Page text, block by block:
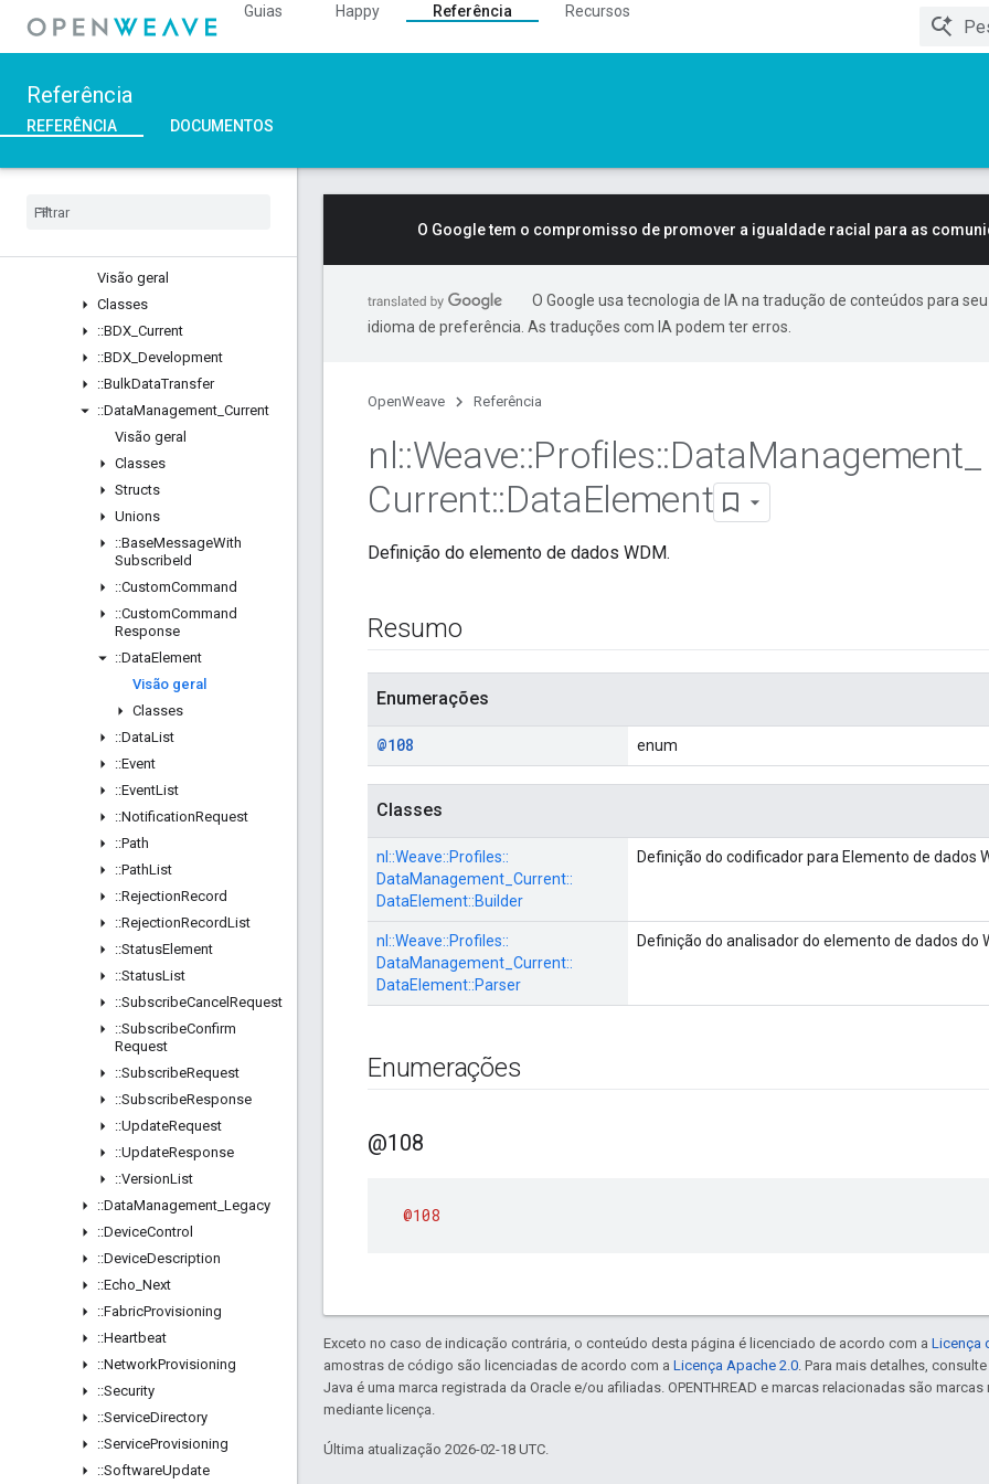
Guias Happy Referência
Recursos
Referência
REFERÊNCIA DOCUMENTOS
Visão geral
Structs
Unions
::Crypto
Visão geral
Classes
::BDX Current
::BDX Development
::BulkDataTransfer
::DataManagement Current
Visão geral
Classes
Structs
Unions
::BaseMessageWith
SubscribeId
::CustomCommand
::CustomCommand
Response
::DataElement
Visão geral
Classes
::DataList
::Event
::EventList
::NotificationRequest
::Path
::PathList
::RejectionRecord
::RejectionRecordList
::StatusElement
::StatusList
::SubscribeCancel Request
::SubscribeConfirm
Request
::SubscribeRequest
::SubscribeResponse
::UpdateRequest
::UpdateResponse
::VersionList
::DataManagement Legacy
::DeviceControl
::DeviceDescription
::Echo Next
::FabricProvisioning
::Heartbeat
::NetworkProvisioning
::Security
::ServiceDirectory
::ServiceProvisioning
::SoftwareUpdate
O Google tem o compromisso de promover a igualdade racial para as
O Google usa tecnologia de IA na tradução de conteúdos para seu
idioma de preferência. As traduções com IA podem ter erros.
OpenWeave Referência
nl::Weave::Profiles::DataManagement
Current::DataElement
Definição do elemento de dados WDM.
Resumo
Enumerações
@108 enum
Classes
nl::Weave::Profiles::
DataManagement_Current::
DataElement::Builder
Definição do codificador para Elemento de dados
nl::Weave::Profiles::
DataManagement_Current::
DataElement::Parser
Definição do analisador do elemento de dados do
Enumerações
@108
@108
Exceto no caso de indicação contrária, o conteúdo desta página é licenciado de acordo com a Licença
amostras de código são licenciadas de acordo com a Licença Apache 2.0. Para mais detalhes,
Java é uma marca registrada da Oracle e/ou afiliadas. OPENTHREAD e marcas relacionadas são
mediante licença.
Última atualização 2026-02-18 UTC.